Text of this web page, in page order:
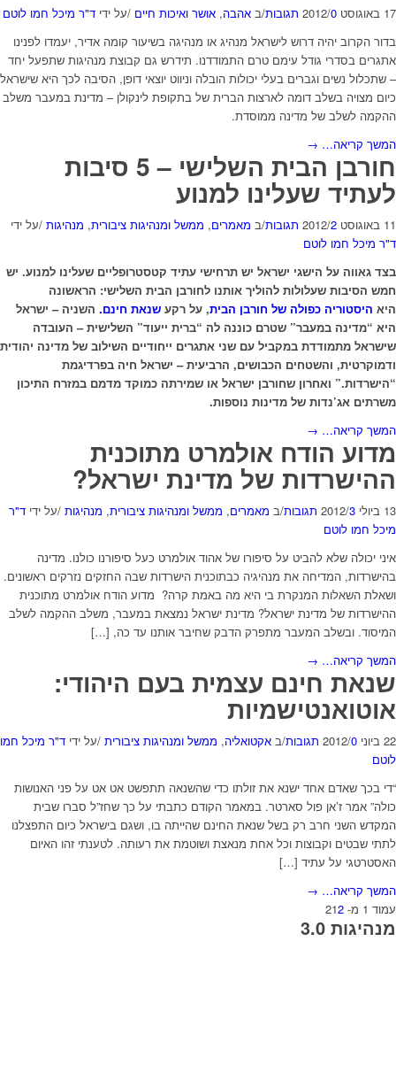
17 באוגוסט 2012 /0 תגובות /ב אהבה, אושר ואיכות חיים /על ידי ד"ר מיכל חמו לוטם
בדור הקרוב יהיה דרוש לישראל מנהיג או מנהיגה בשיעור קומה אדיר, יעמדו לפנינו
אתגרים בסדרי גודל עימם טרם התמודדנו. תידרש גם קבוצת מנהיגות שתפעל יחד
– שתכלול נשים וגברים בעלי יכולות הובלה וניווט יוצאי דופן, הסיבה לכך היא שישראל
כיום מצויה בשלב דומה לארצות הברית של בתקופת לינקולן – מדינת במעבר משלב
ההקמה לשלב של מדינה ממוסדת.
המשך קריאה… →
חורבן הבית השלישי – 5 סיבות
לעתיד שעלינו למנוע
11 באוגוסט 2012 /2 תגובות /ב מאמרים, ממשל ומנהיגות ציבורית, מנהיגות /על ידי
ד"ר מיכל חמו לוטם
בצד גאווה על הישגי ישראל יש תרחישי עתיד קטסטרופליים שעלינו למנוע. יש
חמש הסיבות שעלולות להוליך אותנו לחורבן הבית השלישי: הראשונה
היא היסטוריה כפולה של חורבן הבית, על רקע שנאת חינם. השניה – ישראל
היא “מדינה במעבר” שטרם כוננה לה “ברית ייעוד” השלישית – העובדה
שישראל מתמודדת במקביל עם שני אתגרים ייחודיים השילוב של מדינה יהודית
ודמוקרטית, והשטחים הכבושים, הרביעית – ישראל חיה בפרדיגמת
“הישרדות.” ואחרון שחורבן ישראל או שמירתה כמוקד מדמם במזרח התיכון
משרתים אג’נדות של מדינות נוספות.
המשך קריאה… →
מדוע הודח אולמרט מתוכנית
ההישרדות של מדינת ישראל?
13 ביולי 2012 /3 תגובות /ב מאמרים, ממשל ומנהיגות ציבורית, מנהיגות /על ידי ד"ר
מיכל חמו לוטם
איני יכולה שלא להביט על סיפורו של אהוד אולמרט כעל סיפורנו כולנו. מדינה
בהישרדות, המדיחה את מנהיגיה כבתוכנית הישרדות שבה החזקים נזרקים ראשונים.
ושאלת השאלות המנקרת בי היא מה באמת קרה? מדוע הודח אולמרט מתוכנית
ההישרדות של מדינת ישראל? מדינת ישראל נמצאת במעבר, משלב ההקמה לשלב
המיסוד. ובשלב המעבר מתפרק הדבק שחיבר אותנו עד כה, […]
המשך קריאה… →
שנאת חינם עצמית בעם היהודי:
אוטואנטישמיות
22 ביוני 2012 /0 תגובות /ב אקטואליה, ממשל ומנהיגות ציבורית /על ידי ד"ר מיכל חמו
לוטם
“די בכך שאדם אחד ישנא את זולתו כדי שהשנאה תתפשט אט אט על פני האנושות
כולה” אמר ז’אן פול סארטר. במאמר הקודם כתבתי על כך שחז”ל סברו שבית
המקדש השני חרב רק בשל שנאת החינם שהייתה בו, ושגם בישראל כיום התפצלנו
לתתי שבטים וקבוצות וכל אחת מנאצת ושוטמת את רעותה. לטענתי זהו האיום
האסטרטגי על עתיד […]
המשך קריאה… →
עמוד 1 מ- 2
12
מנהיגות 3.0